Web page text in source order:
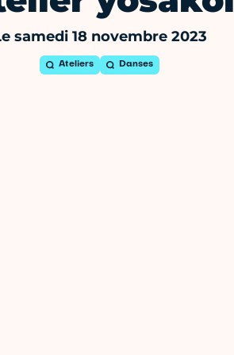
samedi 18 novembre 2023
Ateliers Danses